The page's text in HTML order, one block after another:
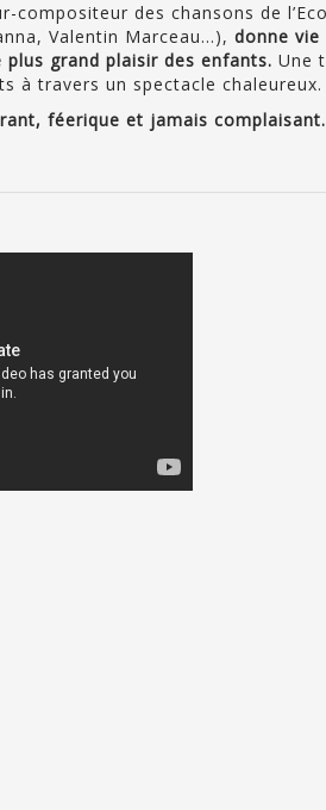
compositeur des chansons de
Valentin Marceau…), donne vie
grand plaisir des enfants. Une
à travers un spectacle chaleureux.
féerique et jamais complaisant.